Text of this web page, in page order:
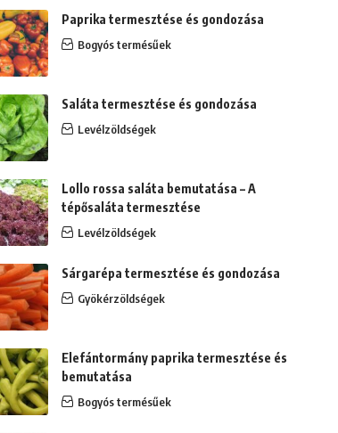
Paprika termesztése és gondozása
Bogyós termésűek
Saláta termesztése és gondozása
Levélzöldségek
Lollo rossa saláta bemutatása – A
tépősaláta termesztése
Levélzöldségek
Sárgarépa termesztése és gondozása
Gyökérzöldségek
Elefántormány paprika termesztése és
bemutatása
Bogyós termésűek